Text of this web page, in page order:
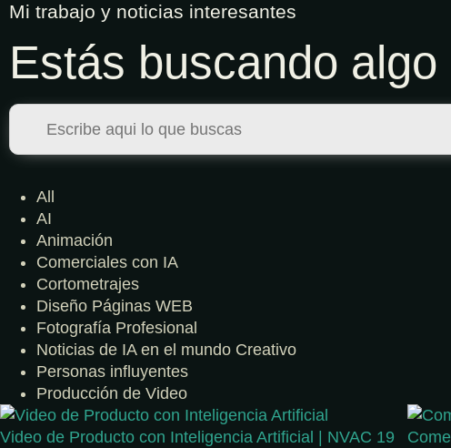
Mi trabajo y noticias interesantes
Estás buscando
All
AI
Animación
Comerciales con IA
Cortometrajes
Diseño Páginas WEB
Fotografía Profesional
Noticias de IA en el mundo Creativo
Personas influyentes
Producción de Video
Video de Producto con Inteligencia Artificial | NVAC 19